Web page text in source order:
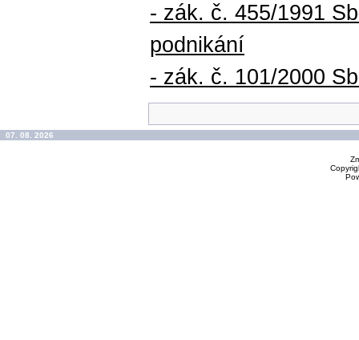
- zák. č. 455/1991
podnikání
- zák. č. 101/2000
07. 08. 2026